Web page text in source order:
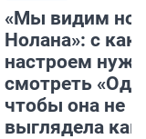
«Мы видим
Нолана»: с
настроем
смотреть
чтобы она не
выглядела как